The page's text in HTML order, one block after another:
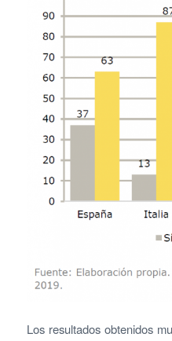
Los resultados obtenidos